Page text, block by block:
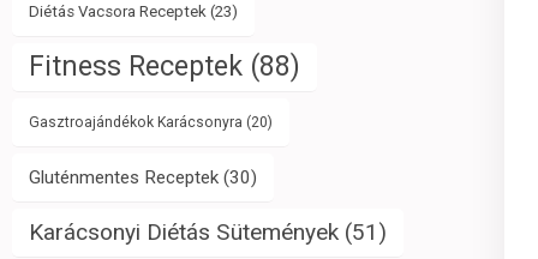
Diétás Vacsora Receptek (23)
Fitness Receptek (88)
Gasztroajándékok Karácsonyra (20)
Gluténmentes Receptek (30)
Karácsonyi Diétás Sütemények (51)